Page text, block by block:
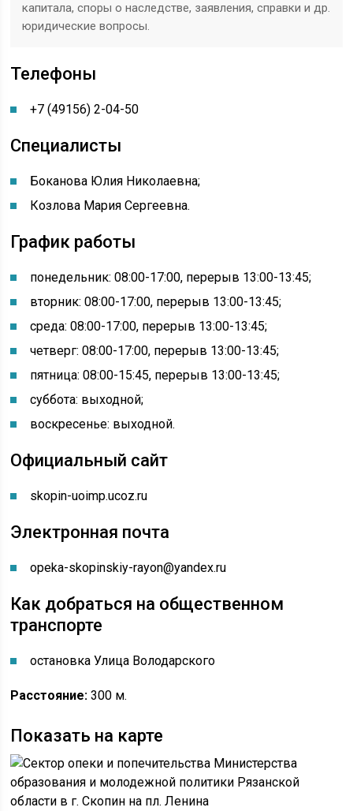
капитала, споры о наследстве, заявления, справки и др.
юридические вопросы.
Телефоны
+7 (49156) 2-04-50
Специалисты
Боканова Юлия Николаевна;
Козлова Мария Сергеевна.
График работы
понедельник: 08:00-17:00, перерыв 13:00-13:45;
вторник: 08:00-17:00, перерыв 13:00-13:45;
среда: 08:00-17:00, перерыв 13:00-13:45;
четверг: 08:00-17:00, перерыв 13:00-13:45;
пятница: 08:00-15:45, перерыв 13:00-13:45;
суббота: выходной;
воскресенье: выходной.
Официальный сайт
skopin-uoimp.ucoz.ru
Электронная почта
opeka-skopinskiy-rayon@yandex.ru
Как добраться на общественном
транспорте
остановка Улица Володарского
Расстояние:300 м.
Показать на карте